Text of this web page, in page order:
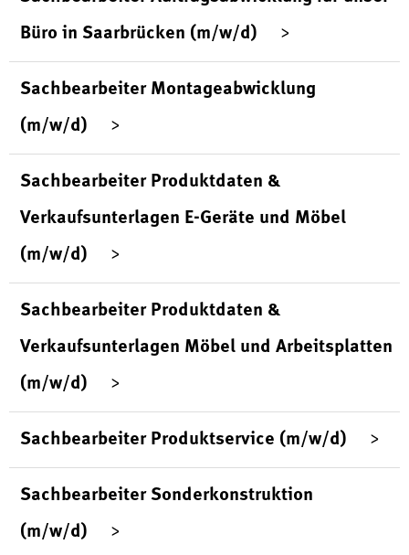
Büro in Saarbrücken (m/w/d)
Sachbearbeiter Montageabwicklung
(m/w/d)
Sachbearbeiter Produktdaten &
Verkaufsunterlagen E-Geräte und Möbel
(m/w/d)
Sachbearbeiter Produktdaten &
Verkaufsunterlagen Möbel und Arbeitsplatten
(m/w/d)
Sachbearbeiter Produktservice (m/w/d)
Sachbearbeiter Sonderkonstruktion
(m/w/d)